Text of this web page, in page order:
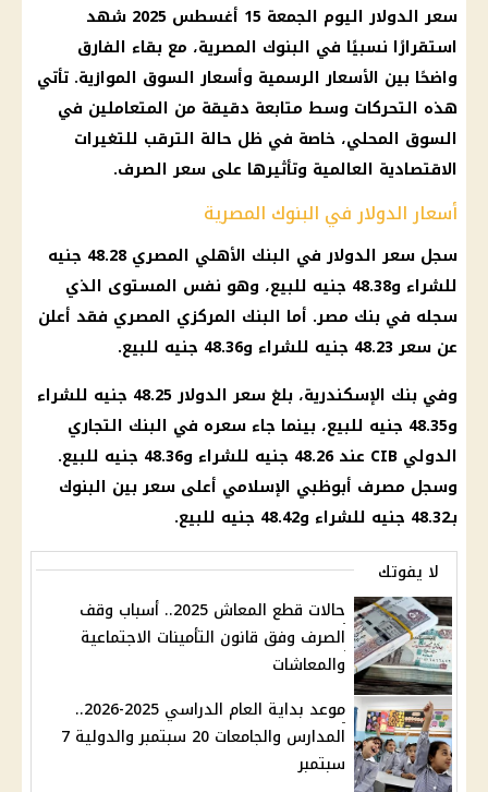
سعر الدولار اليوم الجمعة 15 أغسطس 2025 شهد
استقرارًا نسبيًا في البنوك المصرية، مع بقاء الفارق
واضحًا بين الأسعار الرسمية وأسعار السوق الموازية. تأتي
هذه التحركات وسط متابعة دقيقة من المتعاملين في
السوق المحلي، خاصة في ظل حالة الترقب للتغيرات
الاقتصادية العالمية وتأثيرها على سعر الصرف.
أسعار الدولار في البنوك المصرية
سجل سعر الدولار في البنك الأهلي المصري 48.28 جنيه
للشراء و48.38 جنيه للبيع، وهو نفس المستوى الذي
سجله في بنك مصر. أما البنك المركزي المصري فقد أعلن
عن سعر 48.23 جنيه للشراء و48.36 جنيه للبيع.
وفي بنك الإسكندرية، بلغ سعر الدولار
48.25 جنيه للشراء
و48.35 جنيه للبيع، بينما جاء سعره في
البنك التجاري
الدولي
CIB عند 48.26 جنيه للشراء و48.36 جنيه للبيع.
وسجل مصرف أبوظبي الإسلامي أعلى سعر بين البنوك
بـ48.32 جنيه للشراء و48.42 جنيه للبيع.
لا يفوتك
حالات قطع المعاش 2025.. أسباب وقف
الصرف وفق قانون التأمينات الاجتماعية
والمعاشات
موعد بداية العام الدراسي 2025-2026..
المدارس والجامعات 20 سبتمبر والدولية 7
سبتمبر